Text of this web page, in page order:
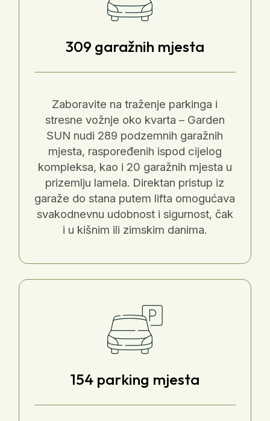
309 garažnih mjesta
Zaboravite na traženje parkinga i
stresne vožnje oko kvarta – Garden
SUN nudi 289 podzemnih garažnih
mjesta, raspoređenih ispod cijelog
kompleksa, kao i 20 garažnih mjesta u
prizemlju lamela. Direktan pristup iz
garaže do stana putem lifta omogućava
svakodnevnu udobnost i sigurnost, čak
i u kišnim ili zimskim danima.
154 parking mjesta